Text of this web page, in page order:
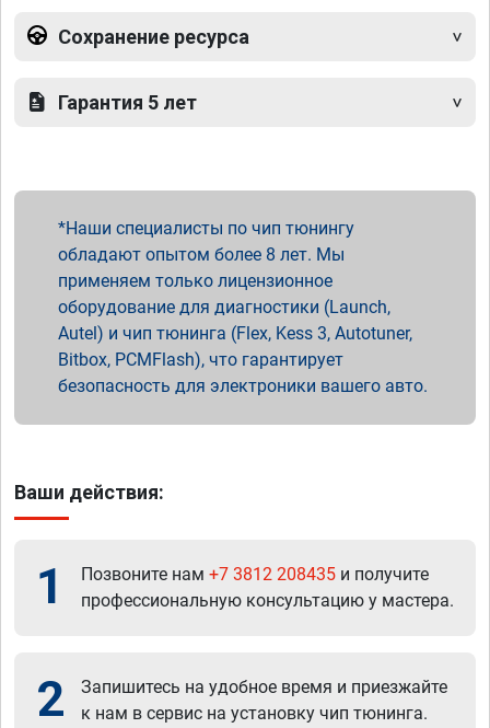
Сохранение ресурса
Гарантия 5 лет
Наши специалисты по чип тюнингу
обладают опытом более 8 лет. Мы
применяем только лицензионное
оборудование для диагностики (Launch,
Autel) и чип тюнинга (Flex, Kess 3, Autotuner,
Bitbox, PCMFlash), что гарантирует
безопасность для электроники вашего авто.
Ваши действия:
1 Позвоните нам +7 3812 208435 и получите
профессиональную консультацию у мастера.
2
Запишитесь на удобное время и приезжайте
к нам в сервис на установку чип тюнинга.